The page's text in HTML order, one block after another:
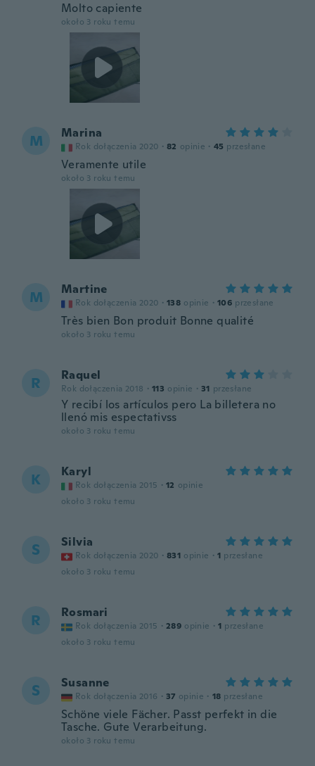
Molto capiente
około 3 roku temu
M Marina
Rok dołączenia 2020 · 82 opinie · 45 przesłane
Veramente utile
około 3 roku temu
M Martine
Rok dołączenia 2020 · 138 opinie · 106 przesłane
Très bien Bon produit Bonne qualité
około 3 roku temu
R Raquel
Rok dołączenia 2018 · 113 opinie · 31 przesłane
Y recibí los artículos pero La billetera no
llenó mis espectativss
około 3 roku temu
K Karyl
Rok dołączenia 2015 · 12 opinie
około 3 roku temu
S Silvia
Rok dołączenia 2020 · 831 opinie · 1 przesłane
około 3 roku temu
R Rosmari
Rok dołączenia 2015 · 289 opinie · 1 przesłane
około 3 roku temu
S Susanne
Rok dołączenia 2016 · 37 opinie · 18 przesłane
Schöne viele Fächer. Passt perfekt in die
Tasche. Gute Verarbeitung.
około 3 roku temu